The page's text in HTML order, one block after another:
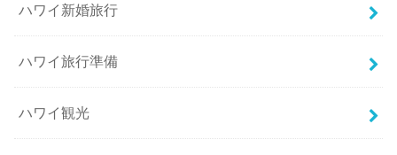
ハワイ新婚旅行
ハワイ旅行準備
ハワイ観光